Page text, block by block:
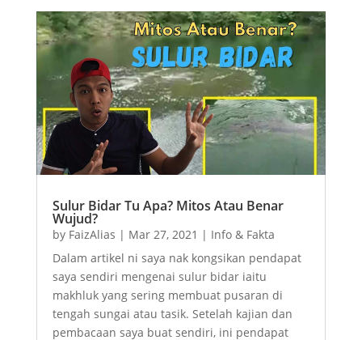
Sulur Bidar Tu Apa? Mitos Atau Benar
Wujud?
by FaizAlias | Mar 27, 2021 | Info & Fakta
Dalam artikel ni saya nak kongsikan pendapat
saya sendiri mengenai sulur bidar iaitu
makhluk yang sering membuat pusaran di
tengah sungai atau tasik. Setelah kajian dan
pembacaan saya buat sendiri, ini pendapat